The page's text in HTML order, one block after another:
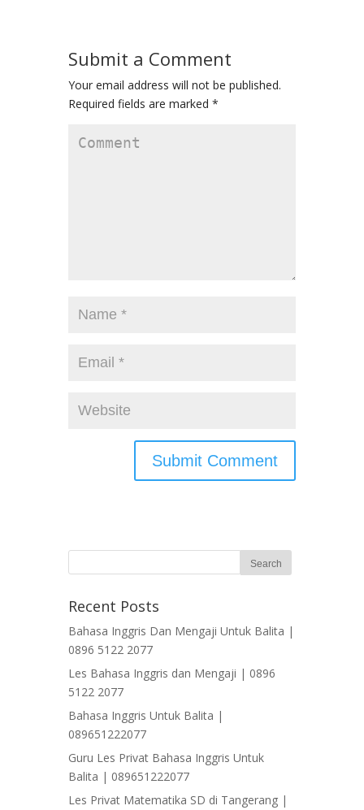
Submit a Comment
Your email address will not be published.
Required fields are marked *
Recent Posts
Bahasa Inggris Dan Mengaji Untuk Balita |
0896 5122 2077
Les Bahasa Inggris dan Mengaji | 0896
5122 2077
Bahasa Inggris Untuk Balita |
089651222077
Guru Les Privat Bahasa Inggris Untuk
Balita | 089651222077
Les Privat Matematika SD di Tangerang |